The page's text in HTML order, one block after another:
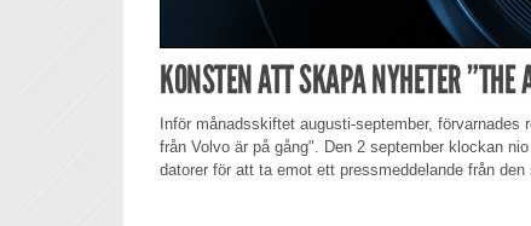
KONSTEN ATT SKAPA NYHETER ”THE
Inför månadsskiftet augusti-september,
från Volvo är på gång". Den 2 september klockan
datorer för att ta emot ett pressmeddelande från